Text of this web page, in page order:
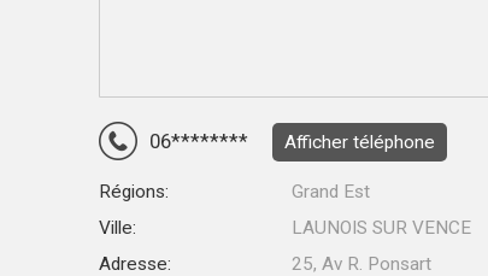
06******** Afficher téléphone
Régions: Grand Est
Ville:
LAUNOIS SUR VENCE
Adresse:
25, Av R. Ponsart